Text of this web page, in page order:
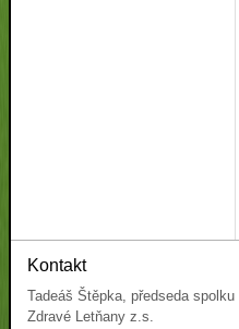
Kontakt
Tadeáš Štěpka, předseda spolku
Zdravé Letňany z.s.